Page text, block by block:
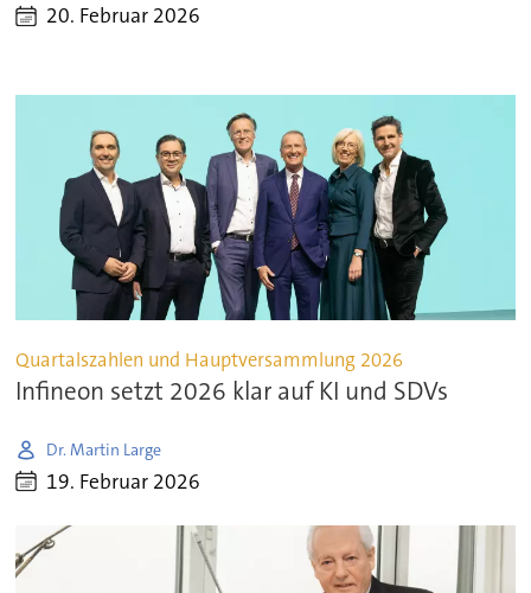
20. Februar 2026
Quartalszahlen und Hauptversammlung 2026
Infineon setzt 2026 klar auf KI und SDVs
Dr. Martin Large
19. Februar 2026